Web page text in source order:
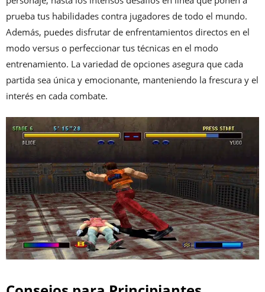
prueba tus habilidades contra jugadores de todo el mundo.
Además, puedes disfrutar de enfrentamientos directos en el
modo versus o perfeccionar tus técnicas en el modo
entrenamiento. La variedad de opciones asegura que cada
partida sea única y emocionante, manteniendo la frescura y el
interés en cada combate.